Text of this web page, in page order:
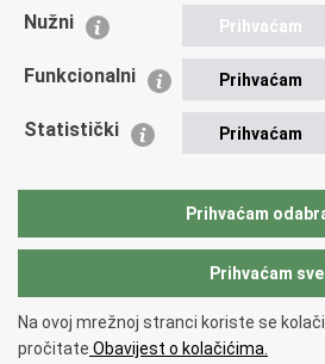
EMN Nacionalna kontaktna točka za
Policijska akademija
Zaklada policijske solidarnosti
Sindikati
Copyright © 2026 Ravnateljstvo policije.
Nužni Prihvaćam
Funkcionalni Prihvaćam
Statistički Prihvaćam
Prihvaćam
Prihvaćam sve
Na ovoj mrežnoj stranci koriste se
pročitate Obavijest o kolačićima.